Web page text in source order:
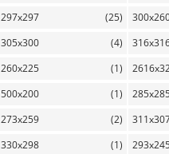
297x297
(25)
305x300
(4)
260x225
(1)
500x200
(1)
273x259
(2)
330x298
(1)